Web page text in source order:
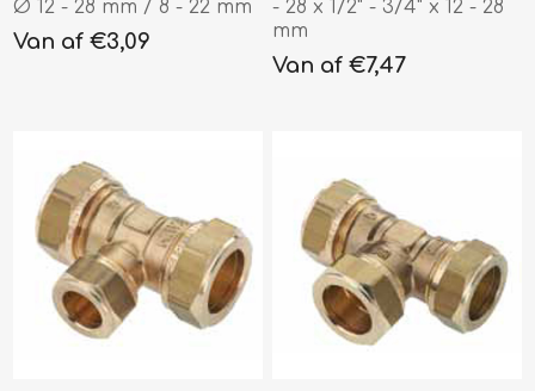
Ø 12 - 28 mm / 8 - 22 mm
Van af €3,09
- 28 x 1/2" - 3/4" x 12 - 28
mm
Van af €7,47